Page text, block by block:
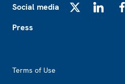
Social media
Press
Terms of Use